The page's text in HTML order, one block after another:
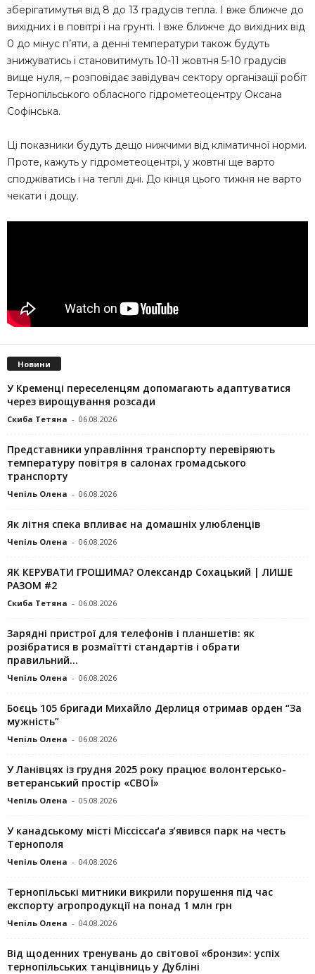
зберігатимутья від 8 до 13 градусів тепла. І вже ближче до
вихідних і в повітрі і на грунті. І вже ближче до вихідних від
0 до мінус п’яти, а денні температури також будуть
знижуватись і становитимуть 10-11 жовтня 5-10 градусів
вище нуля, – розповідає завідувач сектору організації робіт
Тернопільського обласного гідрометеоцентру Оксана
Софінська.
Ці показники будуть дещо нижчими від кліматичної норми.
Проте, кажуть у гідрометеоцентрі, у жовтні ще варто
споджіватись і на теплі дні. До кінця цього тижня не варто
чекати і дощу.
Новини
У Кременці переселенцям допомагають адаптуватися
через вирощування розсади
Скиба Тетяна - 06.08.2026
Представники управління транспорту перевіряють
температуру повітря в салонах громадського
транспорту
Чепіль Олена - 06.08.2026
Як літня спека впливає на домашніх улюбленців
Чепіль Олена - 06.08.2026
ЯК КЕРУВАТИ ГРОШИМА? Олександр Сохацький | ЛИШЕ
РАЗОМ #2
Скиба Тетяна - 06.08.2026
Зарядні пристрої для телефонів і планшетів: як
розібратися в розмаїтті стандартів і обрати
правильний...
Чепіль Олена - 06.08.2026
Боєць 105 бригади Михайло Дерлиця отримав орден “За
мужність”
Чепіль Олена - 06.08.2026
У Ланівцях із грудня 2025 року працює волонтерсько-
ветеранський простір «СВОЇ»
Чепіль Олена - 05.08.2026
У канадському місті Міссіссаґа з’явився парк на честь
Тернополя
Чепіль Олена - 04.08.2026
Тернопільські митники викрили порушення під час
експорту агропродукції на понад 1 млн грн
Чепіль Олена - 04.08.2026
Від щоденних тренувань до світової «бронзи»: успіх
тернопільських танцівниць у Дубліні